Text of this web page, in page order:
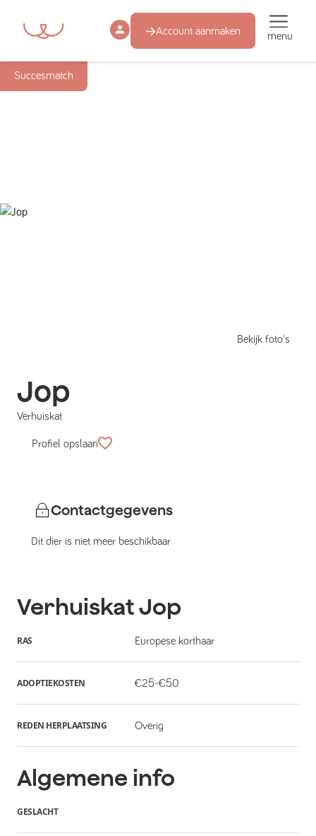
Account aanmaken menu
Succesmatch
Bekijk foto's
Jop
Verhuiskat
Profiel opslaan
Contactgegevens
Dit dier is niet meer beschikbaar
VerhuiskatJop
RAS Europese korthaar
ADOPTIEKOSTEN €25-€50
REDEN HERPLAATSING Overig
Algemene info
GESLACHT